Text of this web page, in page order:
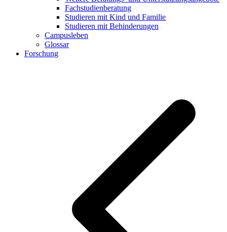
Fachstudienberatung
Studieren mit Kind und Familie
Studieren mit Behinderungen
Campusleben
Glossar
Forschung